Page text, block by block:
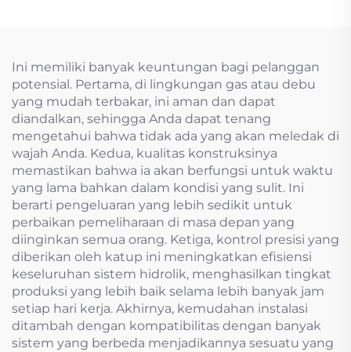
Ini memiliki banyak keuntungan bagi pelanggan
potensial. Pertama, di lingkungan gas atau debu
yang mudah terbakar, ini aman dan dapat
diandalkan, sehingga Anda dapat tenang
mengetahui bahwa tidak ada yang akan meledak di
wajah Anda. Kedua, kualitas konstruksinya
memastikan bahwa ia akan berfungsi untuk waktu
yang lama bahkan dalam kondisi yang sulit. Ini
berarti pengeluaran yang lebih sedikit untuk
perbaikan pemeliharaan di masa depan yang
diinginkan semua orang. Ketiga, kontrol presisi yang
diberikan oleh katup ini meningkatkan efisiensi
keseluruhan sistem hidrolik, menghasilkan tingkat
produksi yang lebih baik selama lebih banyak jam
setiap hari kerja. Akhirnya, kemudahan instalasi
ditambah dengan kompatibilitas dengan banyak
sistem yang berbeda menjadikannya sesuatu yang